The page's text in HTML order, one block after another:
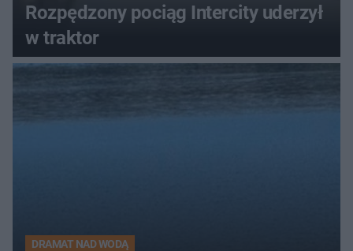
Rozpędzony pociąg Intercity uderzył
w traktor
DRAMAT NAD WODĄ